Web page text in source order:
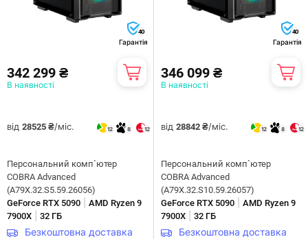
40
Гарантія
342 299 ₴
В наявності
від 28525 ₴/міс. 12 8 12
Персональний комп`ютер
COBRA Advanced
(A79X.32.S5.59.26056)
GeForce RTX 5090
AMD Ryzen 9
7900X
32 ГБ
Безкоштовна доставка
40
Гарантія
346 099 ₴
В наявності
від 28842 ₴/міс. 12 8 12
Персональний комп`ютер
COBRA Advanced
(A79X.32.S10.59.26057)
GeForce RTX 5090
AMD Ryzen 9
7900X
32 ГБ
Безкоштовна доставка